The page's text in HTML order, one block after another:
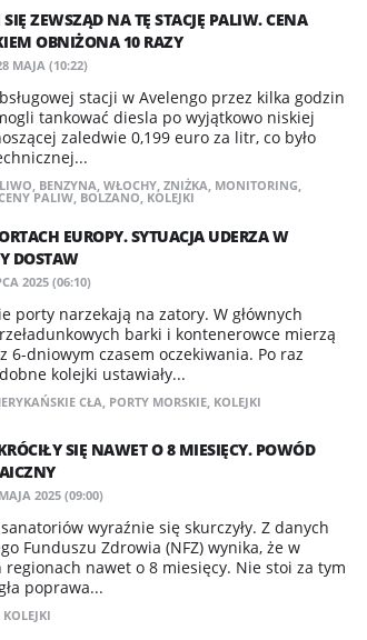
ZEWSZĄD NA TĘ STACJĘ PALIW. CENA
OBNIŻONA 10 RAZY
MAJA (10:22)
stacji w Avelengo przez kilka godzin
tankować diesla po wyjątkowo niskiej
zaledwie 0,199 euro za litr, co było
, BENZYNA, WŁOCHY, ZNIŻKA, MONITORING,
PALIW, BOLZANO, KOLEJKI
EUROPY. SYTUACJA UDERZA W
DOSTAW
2025 (06:10)
porty narzekają na zatory. W głównych
barki i kontenerowce mierzą
6-dniowym czasem oczekiwania. Po raz
kolejki ustawiały...
CŁA, PORTY MORSKIE, KOLEJKI
SIĘ NAWET O 8 MIESIĘCY. POWÓD
2025 (09:00)
wyraźnie się skurczyły. Z danych
Funduszu Zdrowia (NFZ) wynika, że w
regionach nawet o 8 miesięcy. Nie stoi za tym
poprawa...
KOLEJKI